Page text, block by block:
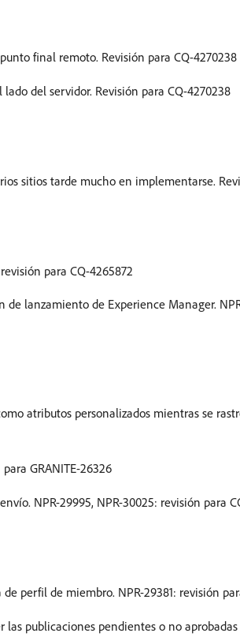
final remoto. Revisión para CQ-4270238
del servidor. Revisión para CQ-4270238
sitios tarde mucho en implementarse.
para CQ-4265872
lanzamiento de Experience Manager.
atributos personalizados mientras se
GRANITE-26326
NPR-29995, NPR-30025: revisión para
perfil de miembro. NPR-29381: revisión
publicaciones pendientes o no